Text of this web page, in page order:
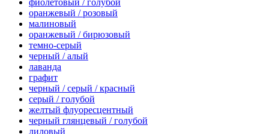
фиолетовый / голубой
оранжевый / розовый
малиновый
оранжевый / бирюзовый
темно-серый
черный / алый
лаванда
графит
черный / серый / красный
серый / голубой
желтый флуоресцентный
черный глянцевый / голубой
лиловый